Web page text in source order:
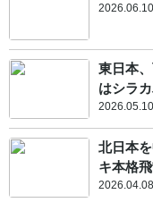
東日本
はシラ
北日本
キ本格